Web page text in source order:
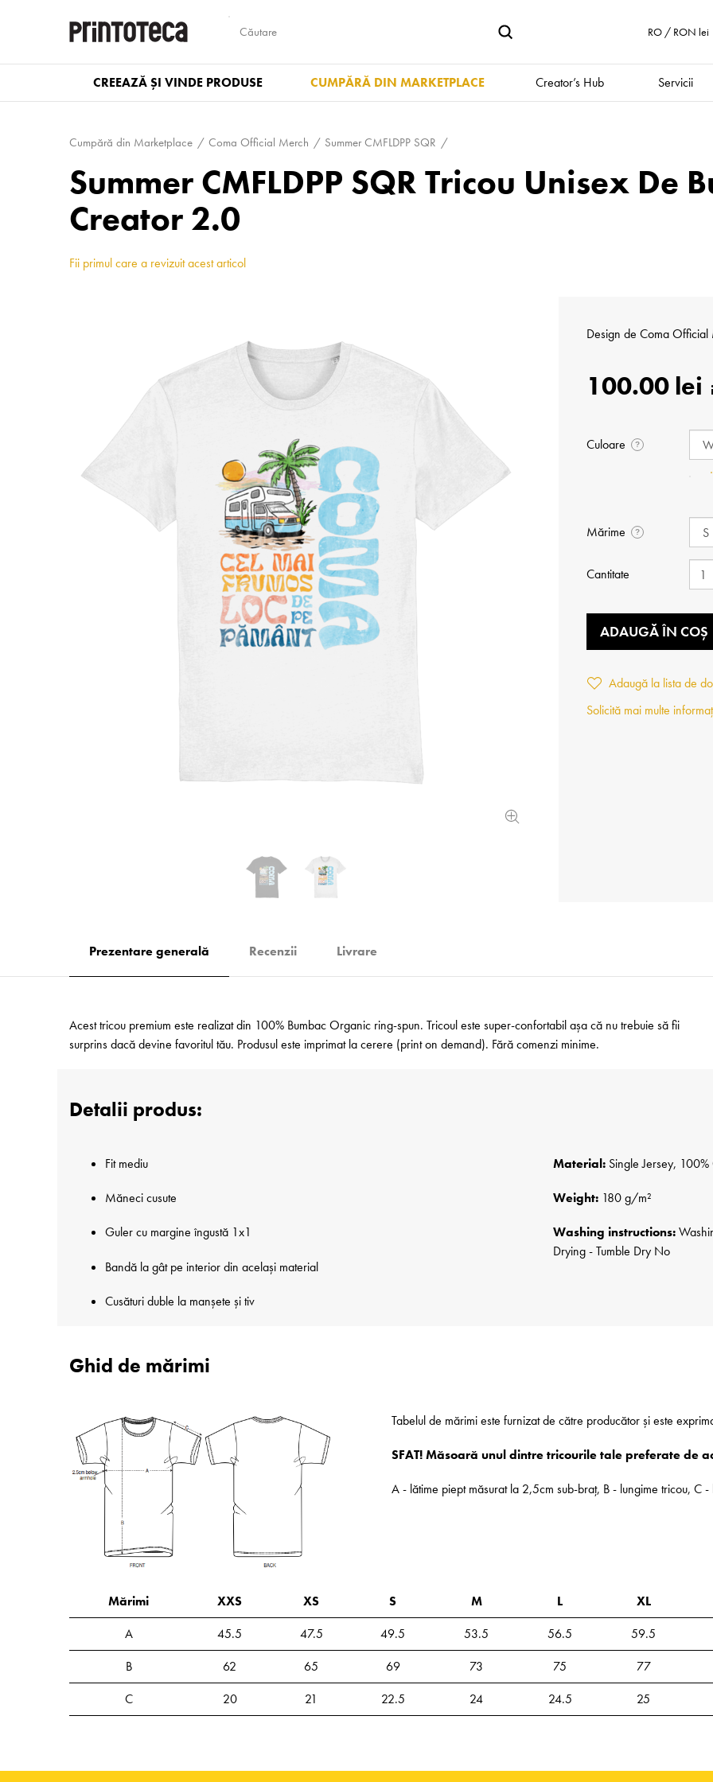
RO / RON lei
CREEAZĂ ȘI VINDE PRODUSE CUMPĂRĂ DIN MARKETPLACE Creator’s Hub Servicii
Cumpără din Marketplace Coma Official Merch Summer CMFLDPP SQR
Summer CMFLDPP SQR Tricou Unisex De
Creator 2.0
Fii primul care a revizuit acest articol
Design de Coma Official
100.00 lei
Culoare ?
Mărime ?
Cantitate
ADAUGĂ ÎN COȘ
Adaugă la lista de
Solicită mai multe
Prezentare generală Recenzii Livrare
Acest tricou premium este realizat din 100% Bumbac Organic ring-spun. Tricoul este super-confortabil așa că nu trebuie să fii
surprins dacă devine favoritul tău. Produsul este imprimat la cerere (print on demand). Fără comenzi minime.
Detalii produs:
Fit mediu
Măneci cusute
Guler cu margine îngustă 1x1
Bandă la gât pe interior din același material
Cusături duble la manșete și tiv
Material:Single Jersey, 100%
Weight:180 g/m²
Washing instructions:
Drying - Tumble Dry No
Ghid de mărimi
Tabelul de mărimi este furnizat de către producător și este
SFAT! Măsoară unul dintre tricourile tale preferate de
A - lătime piept măsurat la 2,5cm sub-braț, B - lungime tricou, C
Mărimi XXS XS S M L XL
A
45.5 47.5 49.5 53.5 56.5 59.5
B
62 65 69 73 75 77
C
20 21 22.5 24 24.5 25